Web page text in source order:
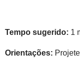
Tempo sugerido: 1
Orientações: